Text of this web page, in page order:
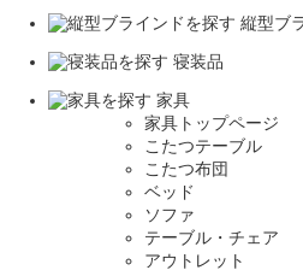
縦型ブ
寝装品
家具
家具トップページ
こたつテーブル
こたつ布団
ベッド
ソファ
テーブル・チェア
アウトレット